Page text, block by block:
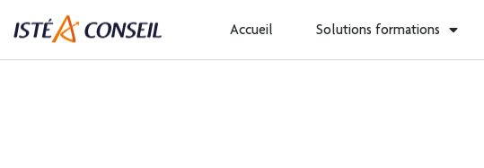
contact@isteaconseil.fr Accueil Solutions formations